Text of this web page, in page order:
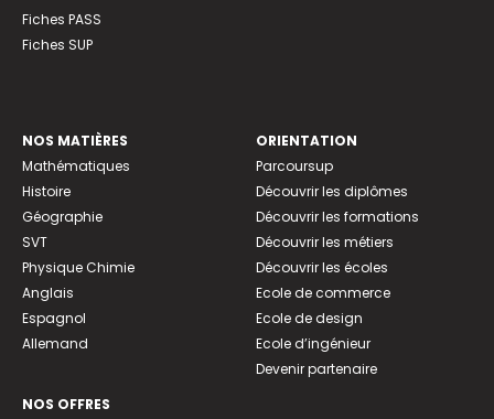
Fiches PASS
Fiches SUP
NOS MATIÈRES
Mathématiques
Histoire
Géographie
SVT
Physique Chimie
Anglais
Espagnol
Allemand
NOS OFFRES
ORIENTATION
Parcoursup
Découvrir les diplômes
Découvrir les formations
Découvrir les métiers
Découvrir les écoles
Ecole de commerce
Ecole de design
Ecole d’ingénieur
Devenir partenaire